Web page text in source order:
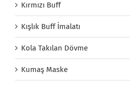
Kırmızı Buff
Kışlık Buff İmalatı
Kola Takılan Dövme
Kumaş Maske